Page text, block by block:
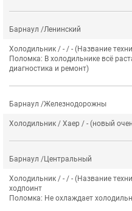
Барнаул /Ленинский
Холодильник / - / - (Название
Поломка: В холодильнике всё
диагностика и ремонт)
Барнаул /Железнодорожны
Холодильник / Хаер / - (новый
Барнаул /Центральный
Холодильник / - / - (Название
ходпоинт
Поломка: Не охлаждает